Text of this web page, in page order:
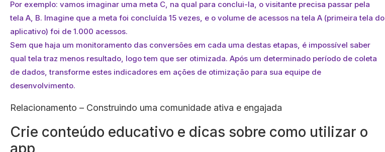
Por exemplo: vamos imaginar uma meta C, na qual para conclui-la, o visitante precisa passar pela
tela A, B. Imagine que a meta foi concluída 15 vezes, e o volume de acessos na tela A (primeira tela do
aplicativo) foi de 1.000 acessos.
Sem que haja um monitoramento das conversões em cada uma destas etapas, é impossível saber
qual tela traz menos resultado, logo tem que ser otimizada. Após um determinado período de coleta
de dados, transforme estes indicadores em ações de otimização para sua equipe de
desenvolvimento.
Relacionamento – Construindo uma comunidade ativa e engajada
Crie conteúdo educativo e dicas sobre como utilizar o
app